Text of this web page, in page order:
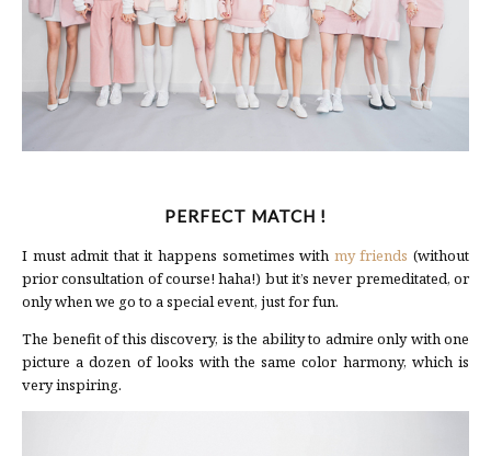
PERFECT MATCH !
I must admit that it happens sometimes with my friends (without
prior consultation of course! haha!) but it’s never premeditated, or
only when we go to a special event, just for fun.
The benefit of this discovery, is the ability to admire only with one
picture a dozen of looks with the same color harmony, which is
very inspiring.